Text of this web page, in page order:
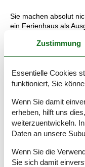
Sie machen absolut
ein Ferienhaus als
erleben möchten. Mit
Ihnen reichlich Platz
Tipps und
Das Allgäu gehört zu
Süddeutschland.
Familienerlebnissen.
Zustimmung
Essentielle Cookies
funktioniert, Sie
Wenn Sie damit
erheben, hilft uns
weiterzuentwickeln.
Daten an unsere
Wenn Sie die
Sie sich damit